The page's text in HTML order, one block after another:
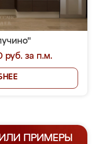
руб. за п.м.
ПРИМЕРЫ